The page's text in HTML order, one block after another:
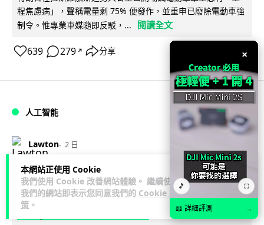
本網站正使用 Cookie
我們使用 Cookie 改善網站體驗。 繼續使用
我們的網站即表示您同意我們的 Cookie 政
策 。
程焦慮病」，聲稱電量剩 75% 便發作，並重申已廢除電動車強
制令。惟專業車媒隨即反駁，...
閱讀全文
639 279 ↗ 分享
人工智能
Lawton 2 日
微軟刪走 32GB RAM 遊戲建議 分析:
為 8GB Surface 銷售鋪路 連自家
Copilot+ 門檻也未到
×
🎵 ⛶
📖 詳細評測 →